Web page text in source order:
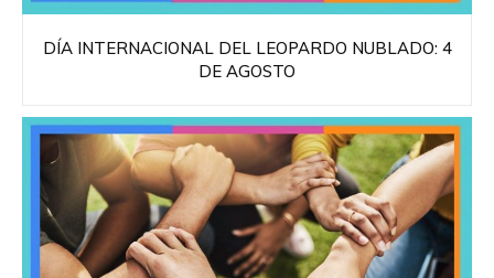
DÍA INTERNACIONAL DEL LEOPARDO NUBLADO: 4
DE AGOSTO